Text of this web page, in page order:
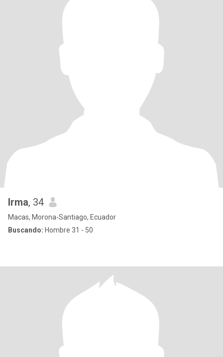
Irma, 34
Macas, Morona-Santiago, Ecuador
Buscando: Hombre 31 - 50